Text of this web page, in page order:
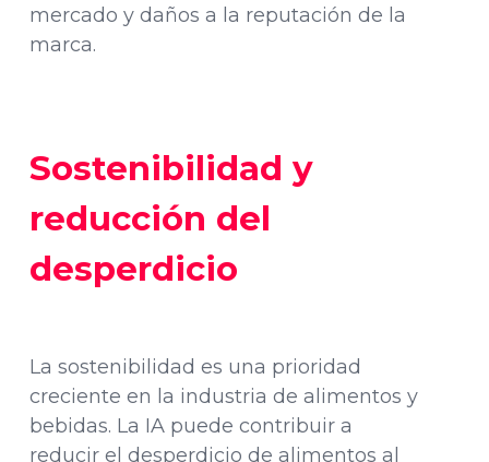
mercado y daños a la reputación de la
marca.
Sostenibilidad y
reducción del
desperdicio
La sostenibilidad es una prioridad
creciente en la industria de alimentos y
bebidas. La IA puede contribuir a
reducir el desperdicio de alimentos al